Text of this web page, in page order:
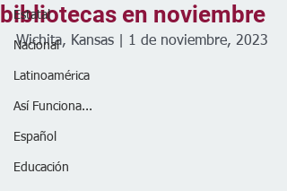
Estatal
Nacional
Latinoamérica
Así Funciona...
Español
Educación
bibliotecas en noviembre
Wichita, Kansas | 1 de noviembre, 2023